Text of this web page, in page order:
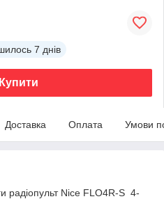
7 днів
Купити
Доставка Оплата Умови
радіопульт Nice FLO4R-S 4-